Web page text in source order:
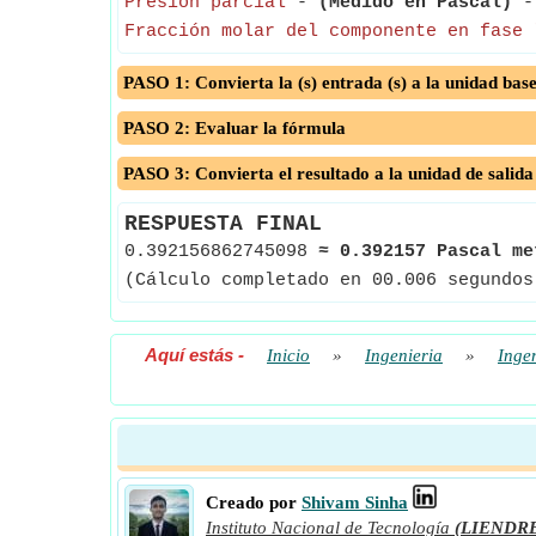
Fracción molar del componente en
PASO 1: Convierta la (s) entrada (s) a la unidad base
PASO 2: Evaluar la fórmula
PASO 3: Convierta el resultado a la unidad de salida
RESPUESTA FINAL
0.392156862745098 ≈ 0.392157 Pascal
(Cálculo completado en 00.006
Aquí estás - Inicio » Ingenieria »
Creado por Shivam Sinha
Instituto Nacional de Tecnología